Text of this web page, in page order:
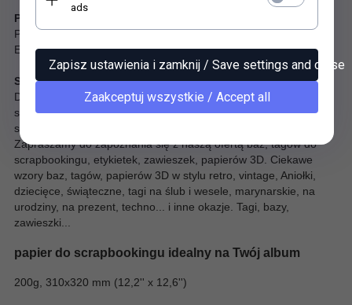
Pozyskiwanie i recykling
Papier w 100% z recyklingu, z certyfikatem FSC® Recycled oraz
EU Ecolabel i PCF (produkowany bez chloru).
Substancje chemiczne
Do produkcji wykorzystano surowce, w których brak substancji
sklasyfikowanych jako rakotwórcze, mutagenne lub działające
szkodliwie na rozrodczość (CMR).
Zapraszamy do zapoznania się z naszą ofertą baz, tagów do
scrapbookingu, etykietek, zawieszek, papierów 3D. Ciekawe
wzory baz, tagów, papierów 3D w stylu retro, vintage, Aniołki,
dziecięce, świąteczne, tagi na ślub i wesele, marynarskie, na
urodziny, na prezent, techno... i inne okazje. Tagi, bazy,
zawieszki...
papier do scrapbookingu idealny na Twój album
200g, 310x320 mm (12,2'' x 12,6'')
ads
Zapisz ustawienia i zamknij / Save settings and close
Zaakceptuj wszystkie / Accept all